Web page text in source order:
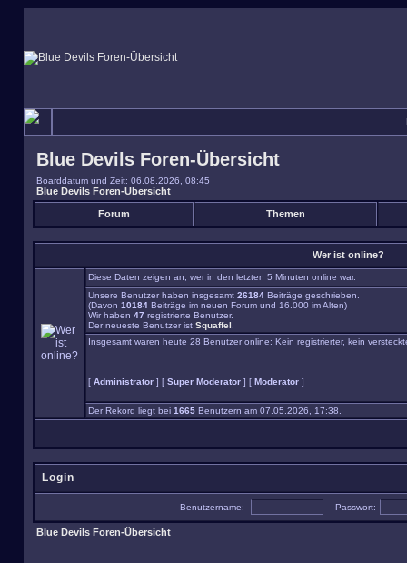
Blue Devils Foren-Übersicht
Boarddatum und Zeit: 06.08.2026, 08:45
Blue Devils Foren-Übersicht
Forum Themen
Wer ist online?
Diese Daten zeigen an, wer in den letzten 5 Minuten online war.
Unsere Benutzer haben insgesamt 26184 Beiträge geschrieben.
(Davon 10184 Beiträge im neuen Forum und 16.000 im Alten)
Wir haben 47 registrierte Benutzer.
Der neueste Benutzer ist Squaffel
Insgesamt waren heute 28 Benutzer online: Kein registrierter, kein
[ Administrator ] [ Super Moderator ] [ Moderator ]
Der Rekord liegt bei 1665 Benutzern am 07.05.2026, 17:38.
Login
Benutzername: Passwort:
Blue Devils Foren-Übersicht